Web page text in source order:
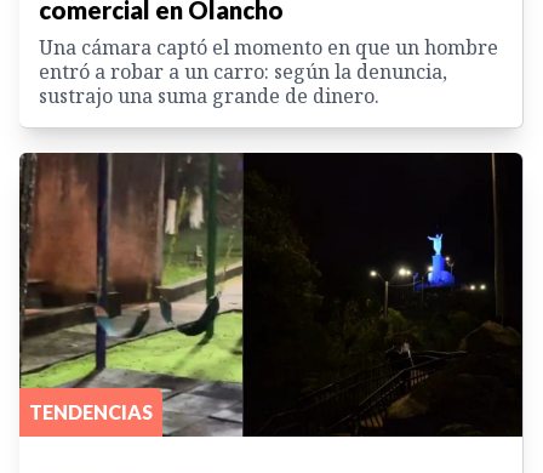
comercial en Olancho
Una cámara captó el momento en que un hombre
entró a robar a un carro: según la denuncia,
sustrajo una suma grande de dinero.
TENDENCIAS